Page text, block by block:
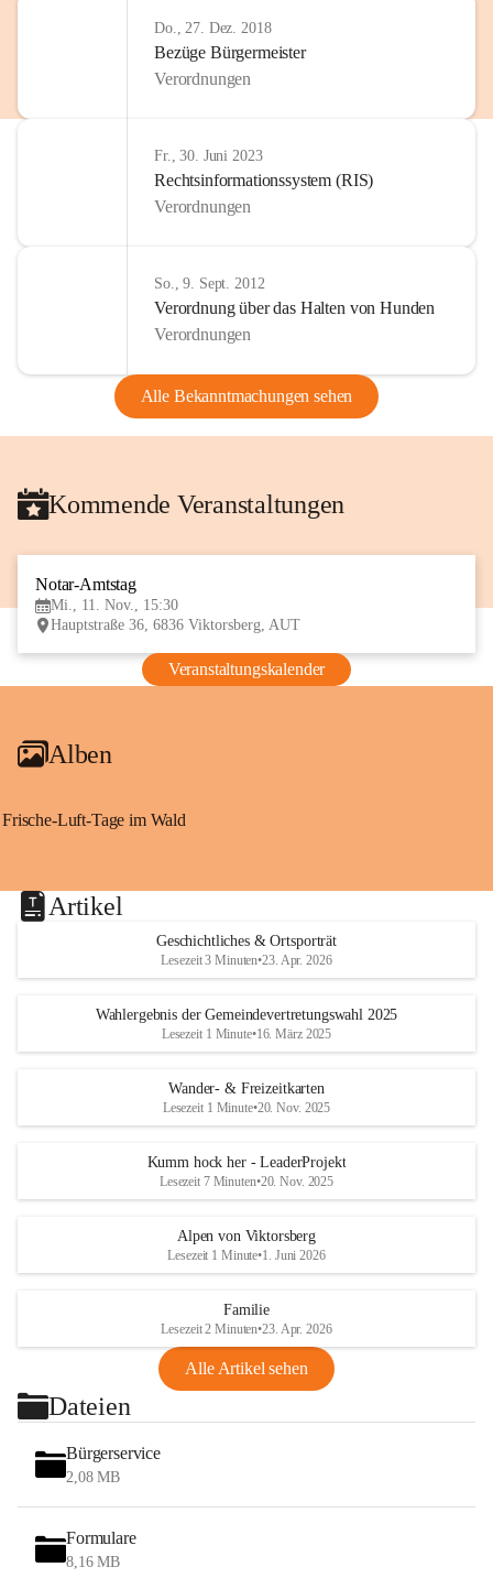
Do., 27. Dez. 2018
Bezüge Bürgermeister
Verordnungen
Fr., 30. Juni 2023
Rechtsinformationssystem (RIS)
Verordnungen
So., 9. Sept. 2012
Verordnung über das Halten von Hunden
Verordnungen
Alle Bekanntmachungen sehen
Kommende Veranstaltungen
Notar-Amtstag
Mi., 11. Nov., 15:30
Hauptstraße 36, 6836 Viktorsberg, AUT
Veranstaltungskalender
Alben
Frische-Luft-Tage im Wald
Artikel
Geschichtliches & Ortsporträt
Lesezeit 3 Minuten•23. Apr. 2026
Wahlergebnis der Gemeindevertretungswahl 2025
Lesezeit 1 Minute•16. März 2025
Wander- & Freizeitkarten
Lesezeit 1 Minute•20. Nov. 2025
Kumm hock her - LeaderProjekt
Lesezeit 7 Minuten•20. Nov. 2025
Alpen von Viktorsberg
Lesezeit 1 Minute•1. Juni 2026
Familie
Lesezeit 2 Minuten•23. Apr. 2026
Alle Artikel sehen
Dateien
Bürgerservice
2,08 MB
Formulare
8,16 MB